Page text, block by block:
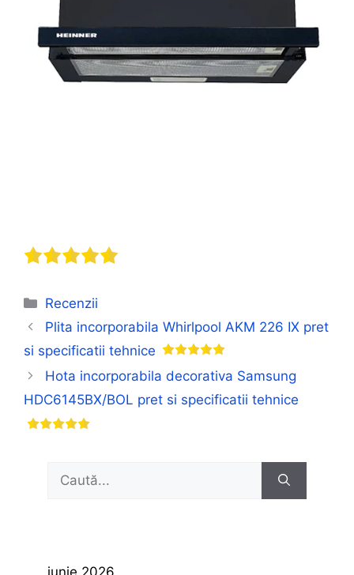
Categorii
Recenzii
Plita incorporabila Whirlpool AKM 226 IX pret
si specificatii tehnice
Hota incorporabila decorativa Samsung
HDC6145BX/BOL pret si specificatii tehnice
Caută
iunie 2026